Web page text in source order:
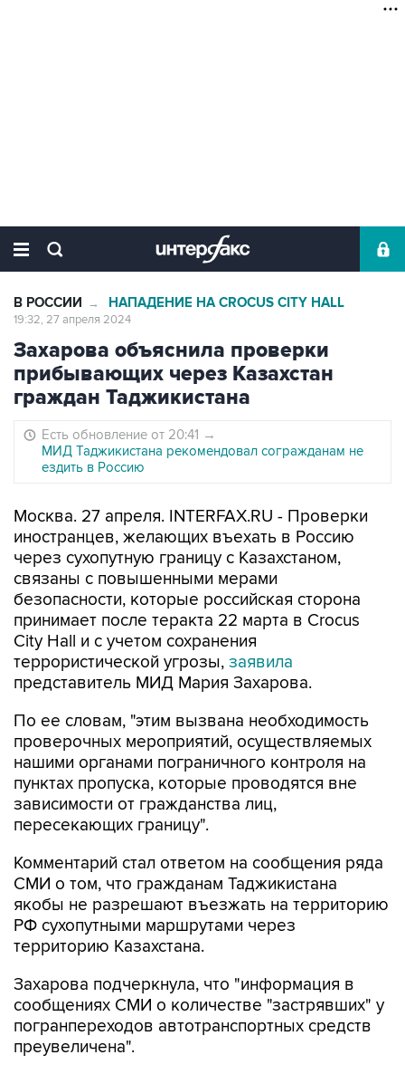
В РОССИИ → НАПАДЕНИЕ НА CROCUS CITY HALL
19:32, 27 апреля 2024
Захарова объяснила проверки
прибывающих через Казахстан
граждан Таджикистана
Есть обновление от 20:41 →
МИД Таджикистана рекомендовал согражданам не
ездить в Россию
Москва. 27 апреля. INTERFAX.RU - Проверки
иностранцев, желающих въехать в Россию
через сухопутную границу с Казахстаном,
связаны с повышенными мерами
безопасности, которые российская сторона
принимает после теракта 22 марта в Crocus
City Hall и с учетом сохранения
террористической угрозы, заявила
представитель МИД Мария Захарова.
По ее словам, "этим вызвана необходимость
проверочных мероприятий, осуществляемых
нашими органами пограничного контроля на
пунктах пропуска, которые проводятся вне
зависимости от гражданства лиц,
пересекающих границу".
Комментарий стал ответом на сообщения ряда
СМИ о том, что гражданам Таджикистана
якобы не разрешают въезжать на территорию
РФ сухопутными маршрутами через
территорию Казахстана.
Захарова подчеркнула, что "информация в
сообщениях СМИ о количестве "застрявших" у
погранпереходов автотранспортных средств
преувеличена".